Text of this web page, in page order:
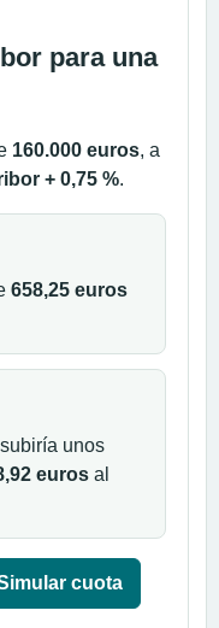
para una
160.000 euros, a
+ 0,75 %.
658,25 euros
unos
euros al
cuota